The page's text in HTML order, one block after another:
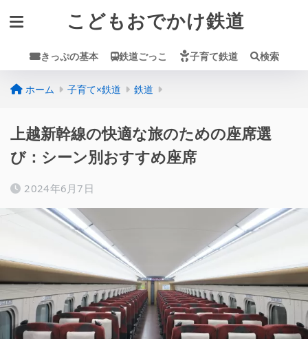
こどもおでかけ鉄道
きっぷの基本 鉄道ごっこ 子育て鉄道 検索
ホーム 子育て×鉄道 鉄道
上越新幹線の快適な旅のための座席選
び：シーン別おすすめ座席
2024年6月7日